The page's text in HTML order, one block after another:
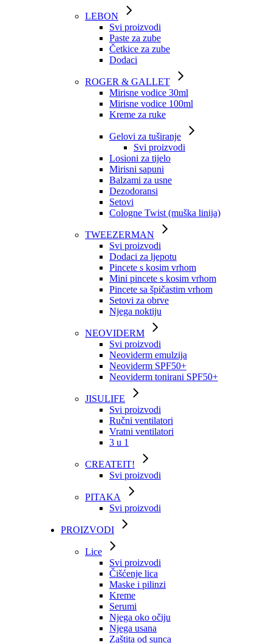
LEBON
Svi proizvodi
Paste za zube
Četkice za zube
Dodaci
ROGER & GALLET
Mirisne vodice 30ml
Mirisne vodice 100ml
Kreme za ruke
Gelovi za tuširanje
Svi proizvodi
Losioni za tijelo
Mirisni sapuni
Balzami za usne
Dezodoransi
Setovi
Cologne Twist (muška linija)
TWEEZERMAN
Svi proizvodi
Dodaci za ljepotu
Pincete s kosim vrhom
Mini pincete s kosim vrhom
Pincete sa špičastim vrhom
Setovi za obrve
Njega noktiju
NEOVIDERM
Svi proizvodi
Neoviderm emulzija
Neoviderm SPF50+
Neoviderm tonirani SPF50+
JISULIFE
Svi proizvodi
Ručni ventilatori
Vratni ventilatori
3 u 1
CREATEIT!
Svi proizvodi
PITAKA
Svi proizvodi
PROIZVODI
Lice
Svi proizvodi
Čišćenje lica
Maske i pilinzi
Kreme
Serumi
Njega oko očiju
Njega usana
Zaštita od sunca